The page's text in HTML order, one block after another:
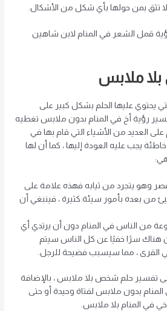
تثق بمن حولها بأي شكل من الأشكال.
قمل الشعر في المنام لابن شاهين
ملابس
يحتوي عليها الحلم بشكل كبير على
رؤية أخ في المنام بدون ملابس تغطيه
العديد من الأشياء التي قام بها في
يجب عليه العودة إليها ، كما أن لها
وهو يتجرد من ثيابه فهذه علامة على
من بعده بأمور سيئة كثيرة ، فينبغي أن
من الناس في المنام دون أن يرتدي أي
هناك سرًا خفيًا عن كل الناس سيتم
القرى ، مما سيسبب فضيحة للرجل.
تفسير حلم شخص بلا ملابس ، بالإضافة
بدون ملابس لفتاة وحيدة أو حتى
في المنام بلا ملابس.